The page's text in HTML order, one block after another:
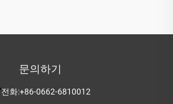
문의하기
전화:+86-0662-6810012